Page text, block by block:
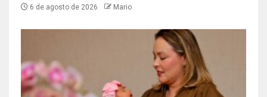
6 de agosto de 2026 Mario